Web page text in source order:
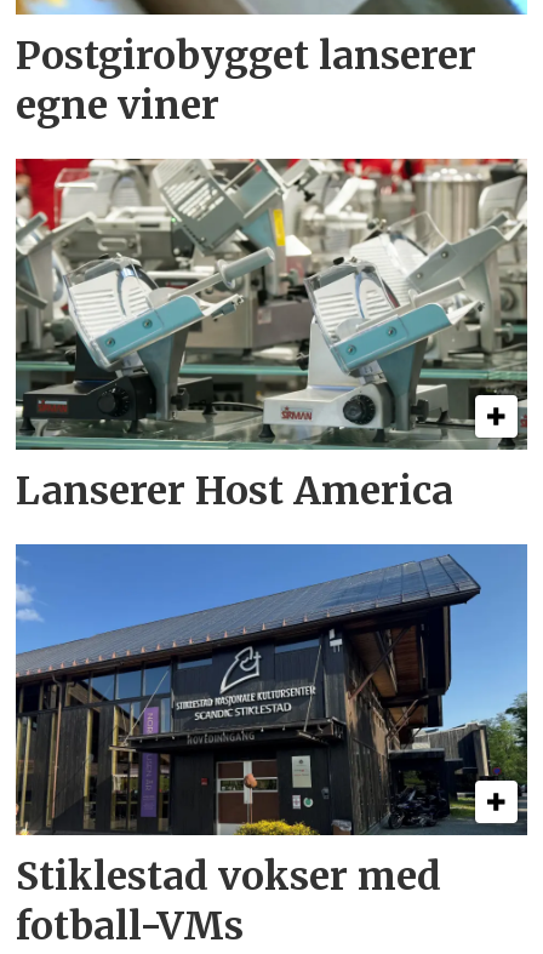
Postgirobygget lanserer
egne viner
Lanserer Host America
Stiklestad vokser med
fotball-VMs